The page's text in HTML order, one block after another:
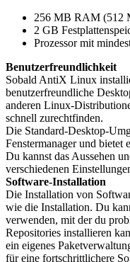
256 MB RAM (512
2 GB
Prozessor mit
Benutzerfreundlichkeit
Sobald AntiX Linux
benutzerfreundliche
anderen Linux-
schnell zurechtfinden.
Die Standard-Desktop-
Fenstermanager und bietet
Du kannst das Aussehen
verschiedenen
Software-Installation
Die Installation von
wie die Installation. Du
verwenden, mit der du
Repositories installieren
ein eigenes
für eine fortschrittlichere